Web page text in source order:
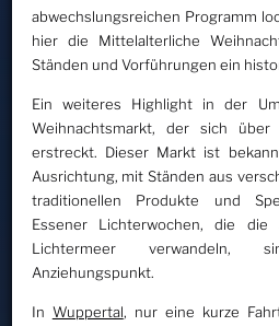
abwechslungsreichen Programm
hier die Mittelalterliche
Ständen und Vorführungen ein
Ein weiteres Highlight in der
Weihnachtsmarkt, der sich
erstreckt. Dieser Markt ist
Ausrichtung, mit Ständen aus
traditionellen Produkte und
Essener Lichterwochen, die
Lichtermeer verwandeln,
Anziehungspunkt.
In Wuppertal, nur eine kurze